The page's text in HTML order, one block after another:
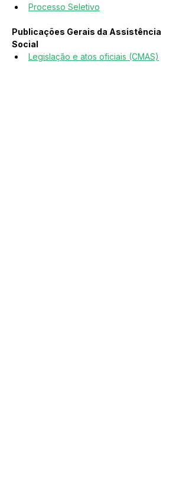
Processo Seletivo
Publicações Gerais da Assistência
Social
Legislação e atos oficiais (CMAS)